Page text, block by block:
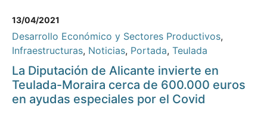
13/04/2021
Desarrollo Económico y Sectores Productivos,
Infraestructuras, Noticias, Portada, Teulada
La Diputación de Alicante invierte en
Teulada-Moraira cerca de 600.000 euros
en ayudas especiales por el Covid